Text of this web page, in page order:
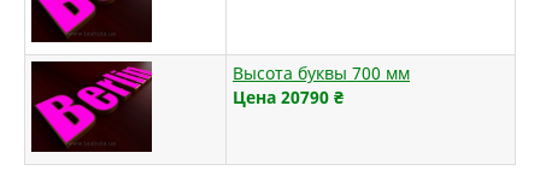
Высота буквы 700 мм
Цена 20790 ₴